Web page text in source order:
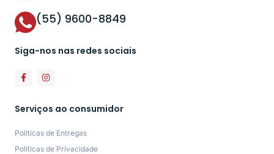
(55) 9600-8849
Siga-nos nas redes sociais
Serviços ao consumidor
Políticas de Entregas
Políticas de Privacidade